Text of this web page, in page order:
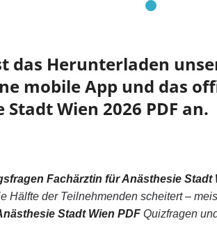
das Herunterladen
mobile App und das
Wien 2026 PDF an.
Fachärztin für Anästhesie Stadt
Hälfte der Teilnehmenden scheitert –
Stadt Wien PDFQuizfragen